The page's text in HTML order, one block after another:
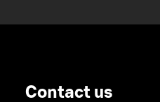
Contact us